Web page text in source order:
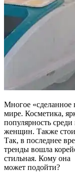
Многое «сделанное
мире. Косметика,
популярность
женщин. Также
Так, в последнее
тренды вошла
стильная. Кому она
может подойти?